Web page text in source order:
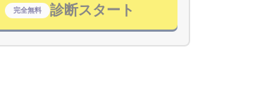
完全無料 診断スタート